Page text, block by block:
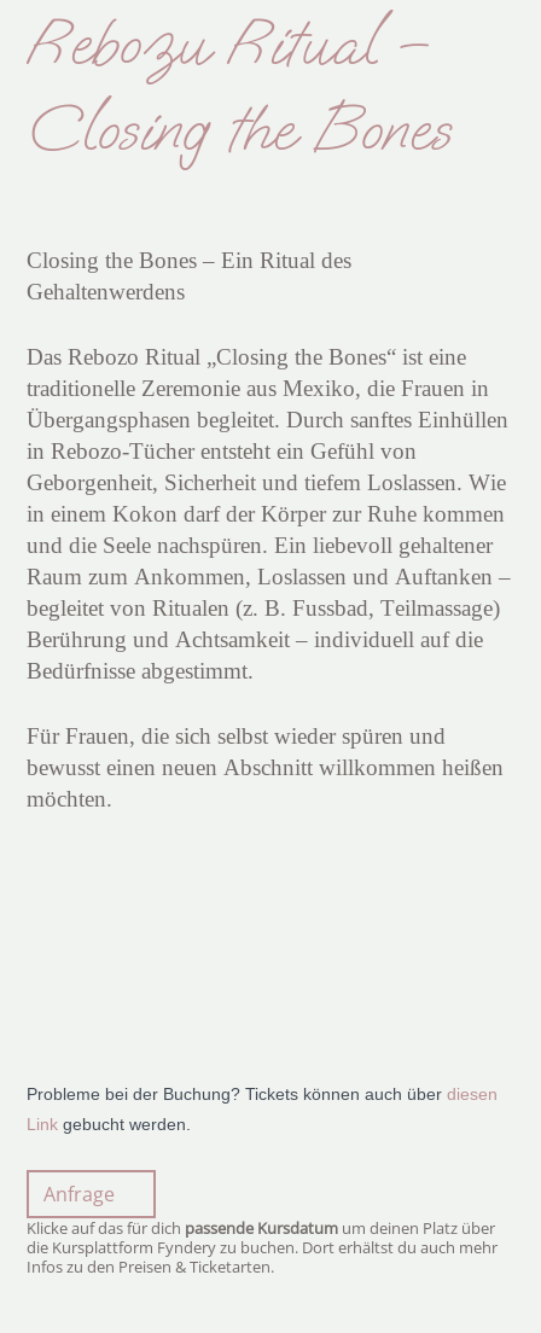
Rebozu Ritual –
Closing the Bones
Closing the Bones – Ein Ritual des
Gehaltenwerdens
Das Rebozo Ritual „Closing the Bones“ ist eine
traditionelle Zeremonie aus Mexiko, die Frauen in
Übergangsphasen begleitet.Durch sanftes Einhüllen
in Rebozo-Tücher entsteht ein Gefühl von
Geborgenheit, Sicherheit und tiefem Loslassen. Wie
in einem Kokon darf der Körper zur Ruhe kommen
und die Seele nachspüren.Ein liebevoll gehaltener
Raum zum Ankommen, Loslassen und Auftanken –
begleitet von Ritualen (z. B. Fussbad, Teilmassage)
Berührung und Achtsamkeit – individuell auf die
Bedürfnisse abgestimmt.
Für Frauen, die sich selbst wieder spüren und
bewusst einen neuen Abschnitt willkommen heißen
möchten.
Probleme bei der Buchung? Tickets können auch überdiesen
Link gebucht werden.
Anfrage
Klicke auf das für dich passende Kursdatum um deinen Platz über
die Kursplattform Fyndery zu buchen. Dort erhältst du auch mehr
Infos zu den Preisen & Ticketarten.